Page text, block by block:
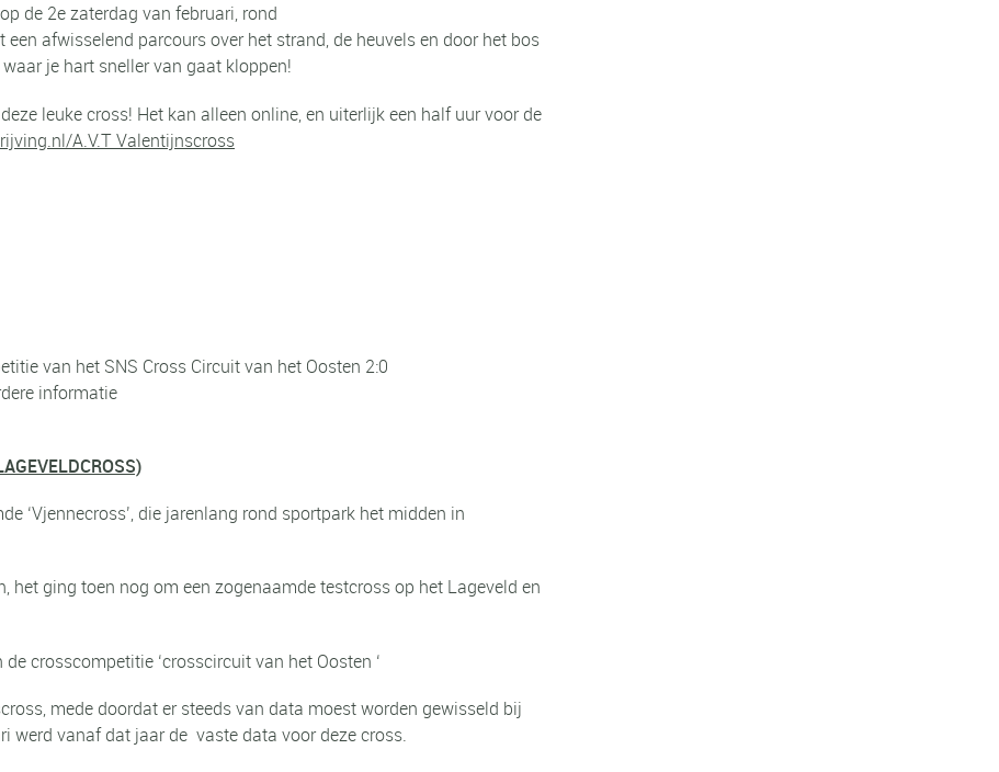
de 2e zaterdag van februari, rond
afwisselend parcours over het strand, de heuvels en door het bos
je hart sneller van gaat kloppen!
leuke cross! Het kan alleen online, en uiterlijk een half uur voor de
A.V.T Valentijnscross
van het SNS Cross Circuit van het Oosten 2:0
informatie
‘Vjennecross’, die jarenlang rond sportpark het midden in
ging toen nog om een zogenaamde testcross op het Lageveld en
crosscompetitie ‘crosscircuit van het Oosten ‘
mede doordat er steeds van data moest worden gewisseld bij
werd vanaf dat jaar de vaste data voor deze cross.